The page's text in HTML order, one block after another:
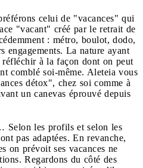
celui de "vacances" qui
"vacant" créé par le retrait de
: métro, boulot, dodo,
engagements. La nature ayant
à la façon dont on peut
comblé soi-même. Aleteia vous
détox", chez soi comme à
un canevas éprouvé depuis
Selon les profils et selon les
pas adaptées. En revanche,
on prévoit ses vacances ne
Regardons du côté des